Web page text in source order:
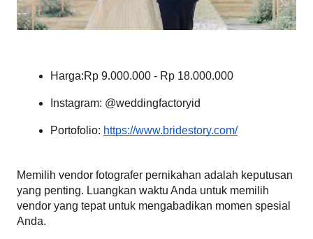
Harga:Rp 9.000.000 - Rp 18.000.000
Instagram: @weddingfactoryid
Portofolio: https://www.bridestory.com/
Memilih vendor fotografer pernikahan adalah keputusan
yang penting. Luangkan waktu Anda untuk memilih
vendor yang tepat untuk mengabadikan momen spesial
Anda.